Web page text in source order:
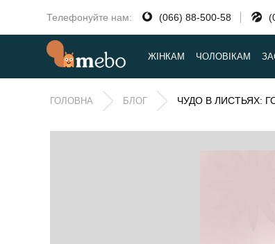
Телефонуйте нам: (066) 88-500-58
ЖІНКАМ ЧОЛОВІКАМ
ГОЛОВНА БЛОГ ЧУДО В ЛИСТЬЯХ: